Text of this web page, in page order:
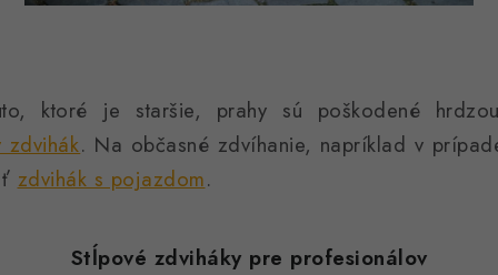
ktoré je staršie, prahy sú poškodené
zdvihák. Na občasné zdvíhanie, napríklad v
zdvihák s pojazdom.
Stĺpové zdviháky pre profesionálov